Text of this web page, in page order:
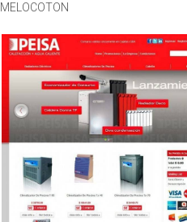
MELOCOTON